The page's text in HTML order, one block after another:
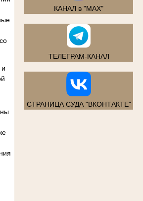
КАНАЛ в "MAX"
ТЕЛЕГРАМ-КАНАЛ
СТРАНИЦА СУДА "ВКОНТАКТЕ"